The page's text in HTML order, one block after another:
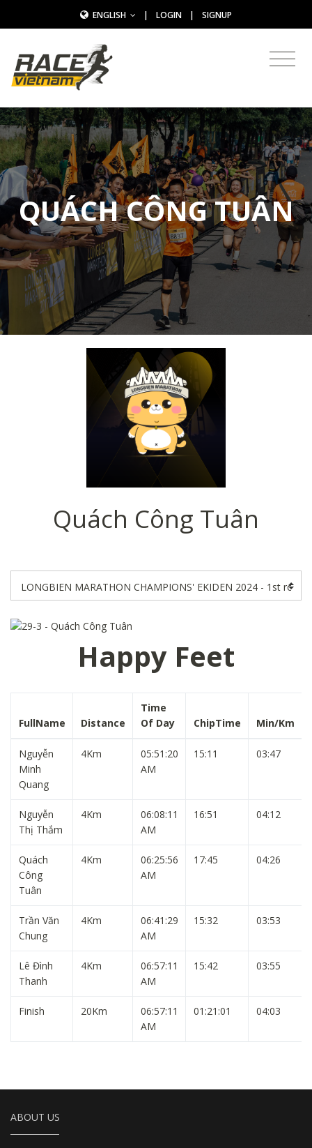
ENGLISH | LOGIN | SIGNUP
QUÁCH CÔNG TUÂN
Quách Công Tuân
Happy Feet
FullName Distance
Time
Of Day
ChipTime Min/Km
Nguyễn
Minh
Quang
4Km
05:51:20
AM
15:11 03:47
Nguyễn
Thị Thắm
4Km
06:08:11
AM
16:51 04:12
Quách
Công
Tuân
4Km
06:25:56
AM
17:45 04:26
Trần Văn
Chung
4Km
06:41:29
AM
15:32 03:53
Lê Đình
Thanh
4Km
06:57:11
AM
15:42 03:55
Finish 20Km
06:57:11
AM
01:21:01 04:03
ABOUT US